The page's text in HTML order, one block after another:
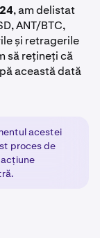
, am delistat
ANT/BTC,
și retragerile
să rețineți că
această dată
acestei
proces de